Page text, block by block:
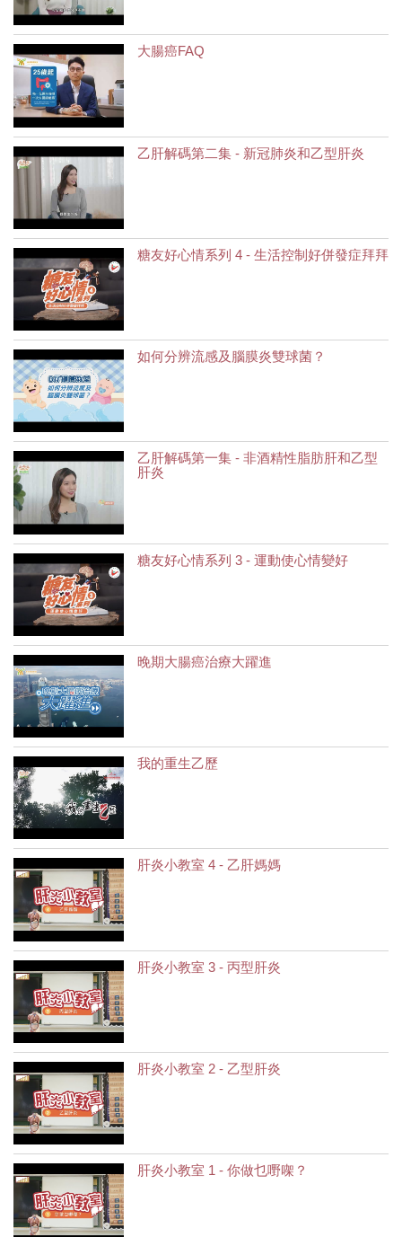
大腸癌FAQ
乙肝解碼第二集 - 新冠肺炎和乙型肝炎
糖友好心情系列 4 - 生活控制好併發症拜拜
如何分辨流感及腦膜炎雙球菌？
乙肝解碼第一集 - 非酒精性脂肪肝和乙型
肝炎
糖友好心情系列 3 - 運動使心情變好
晚期大腸癌治療大躍進
我的重生乙歷
肝炎小教室 4 - 乙肝媽媽
肝炎小教室 3 - 丙型肝炎
肝炎小教室 2 - 乙型肝炎
肝炎小教室 1 - 你做乜嘢㗎？